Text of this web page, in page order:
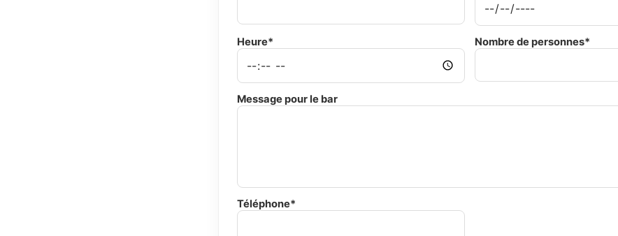
Heure* Nombre de personnes*
Message pour le bar
Téléphone*